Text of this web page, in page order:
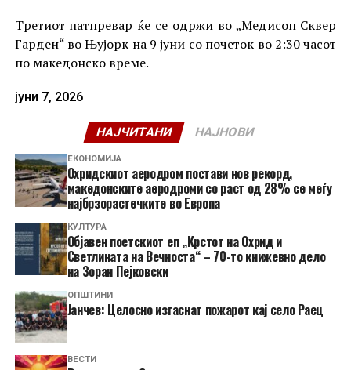
Третиот натпревар ќе се одржи во „Медисон Сквер
Гарден“ во Њујорк на 9 јуни со почеток во 2:30 часот
по македонско време.
јуни 7, 2026
НАЈЧИТАНИ НАЈНОВИ
ЕКОНОМИЈА
Охридскиот аеродром постави нов рекорд,
македонските аеродроми со раст од 28% се меѓу
најбрзорастечките во Европа
КУЛТУРА
Објавен поетскиот еп „Крстот на Охрид и
Светлината на Вечноста“ – 70-то книжевно дело
на Зоран Пејковски
ОПШТИНИ
Јанчев: Целосно изгаснат пожарот кај село Раец
ВЕСТИ